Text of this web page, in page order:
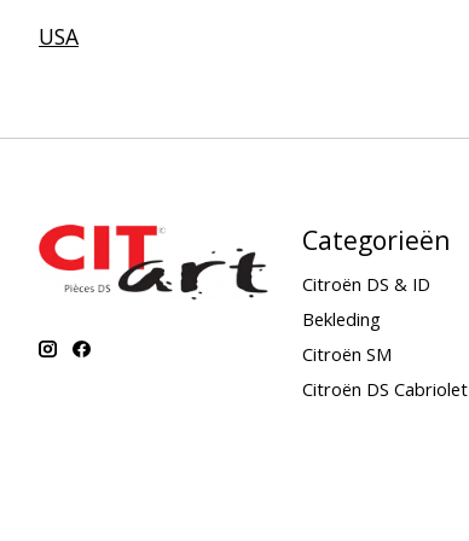
USA
Categorieën
Citroën DS & ID
Bekleding
Citroën SM
Citroën DS Cabriolet